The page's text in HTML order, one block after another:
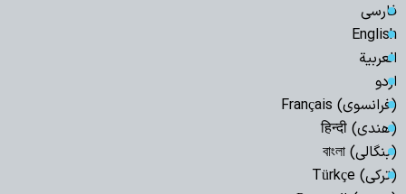
فارسی
English
العربیة
اردو
(فرانسوی) Français
(هندی) हिन्दी
(بنگالی) বাংলা
(ترکی) Türkçe